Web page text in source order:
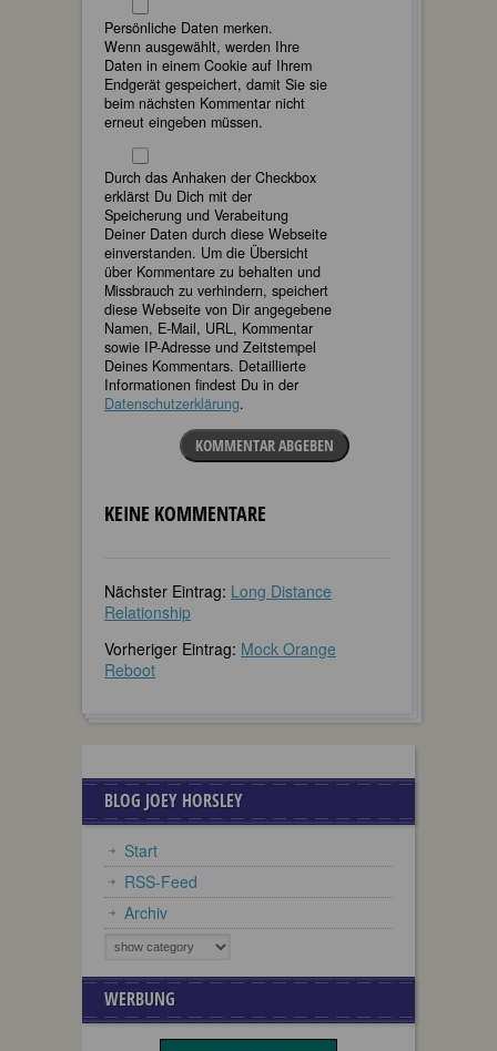
Persönliche Daten merken.
Wenn ausgewählt, werden Ihre
Daten in einem Cookie auf Ihrem
Endgerät gespeichert, damit Sie sie
beim nächsten Kommentar nicht
erneut eingeben müssen.
Durch das Anhaken der Checkbox
erklärst Du Dich mit der
Speicherung und Verabeitung
Deiner Daten durch diese Webseite
einverstanden. Um die Übersicht
über Kommentare zu behalten und
Missbrauch zu verhindern, speichert
diese Webseite von Dir angegebene
Namen, E-Mail, URL, Kommentar
sowie IP-Adresse und Zeitstempel
Deines Kommentars. Detaillierte
Informationen findest Du in der
Datenschutzerklärung.
KOMMENTAR ABGEBEN
KEINE KOMMENTARE
Nächster Eintrag: Long Distance
Relationship
Vorheriger Eintrag: Mock Orange
Reboot
BLOG JOEY HORSLEY
Start
RSS-Feed
Archiv
WERBUNG